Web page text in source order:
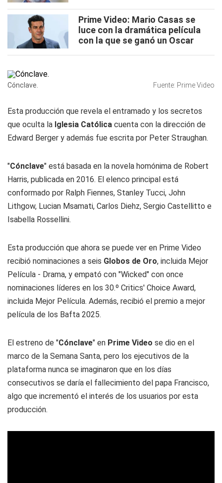
Prime Video: Mario Casas se
luce con la dramática película
con la que se ganó un Oscar
Cónclave. Fuente: Prime Video
Esta producción que revela el entramado y los secretos
que oculta la Iglesia Católica cuenta con la dirección de
Edward Berger y además fue escrita por Peter Straughan.
"Cónclave" está basada en la novela homónima de Robert
Harris, publicada en 2016. El elenco principal está
conformado por Ralph Fiennes, Stanley Tucci, John
Lithgow, Lucian Msamati, Carlos Diehz, Sergio Castellitto e
Isabella Rossellini.
Esta producción que ahora se puede ver en Prime Video
recibió nominaciones a seis Globos de Oro, incluida Mejor
Película - Drama, y empató con "Wicked" con once
nominaciones líderes en los 30.º Critics' Choice Award,
incluida Mejor Película. Además, recibió el premio a mejor
película de los Bafta 2025.
El estreno de "Cónclave" en Prime Video se dio en el
marco de la Semana Santa, pero los ejecutivos de la
plataforma nunca se imaginaron que en los días
consecutivos se daría el fallecimiento del papa Francisco,
algo que incrementó el interés de los usuarios por esta
producción.